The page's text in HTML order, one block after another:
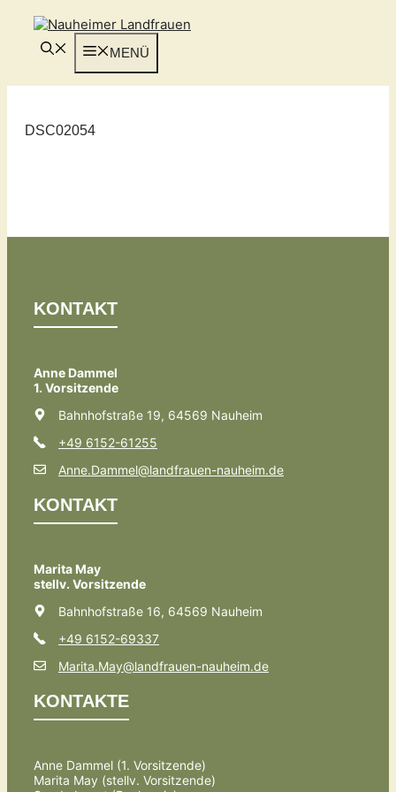
Inhalt
springen
MENÜ
DSC02054
KONTAKT
Anne Dammel
1. Vorsitzende
Bahnhofstraße 19, 64569 Nauheim
+49 6152-61255
Anne.Dammel@landfrauen-nauheim.de
KONTAKT
Marita May
stellv. Vorsitzende
Bahnhofstraße 16, 64569 Nauheim
+49 6152-69337
Marita.May@landfrauen-nauheim.de
KONTAKTE
Anne Dammel (1. Vorsitzende)
Marita May (stellv. Vorsitzende)